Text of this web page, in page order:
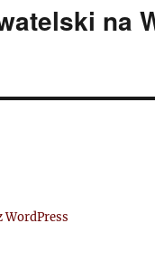
na
WordPress